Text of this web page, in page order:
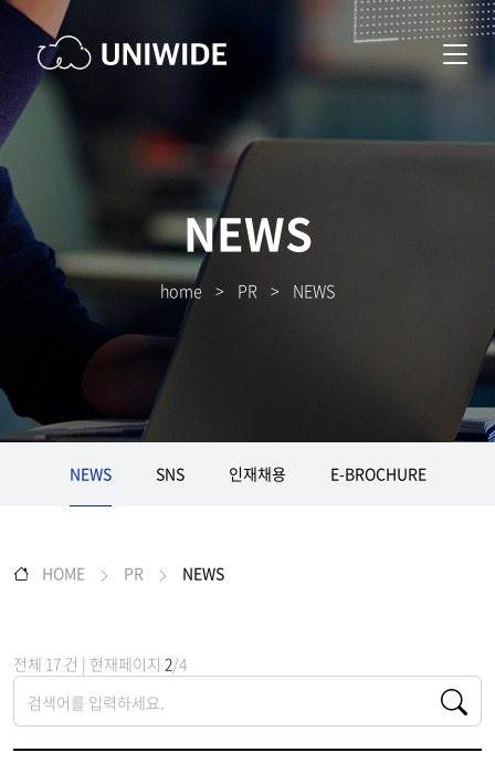
NEWS
home > PR > NEWS
NEWS SNS 인재채용 E-BROCHURE
HOME PR NEWS
전체 17 건 | 현재페이지 2/4